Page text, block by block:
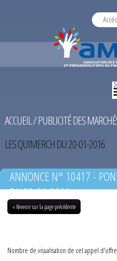
ACCUEIL/PUBLICITÉ DES
LES QUIMERCH DU 20-01-2016
ANNONCE N° 10417 -
DU 20-01-2016
« Revenir sur la page précédente
Nombre de visualisation de cet appel